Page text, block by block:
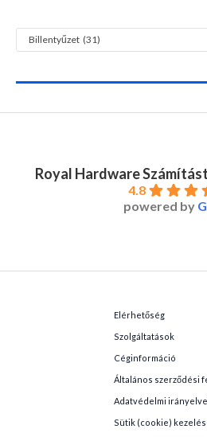
Billentyűzet (31)
Royal Hardware
4.8
powered by G
Elérhetőség
Szolgáltatások
Céginformáció
Általános szerződési
Adatvédelmi
Sütik (cookie)